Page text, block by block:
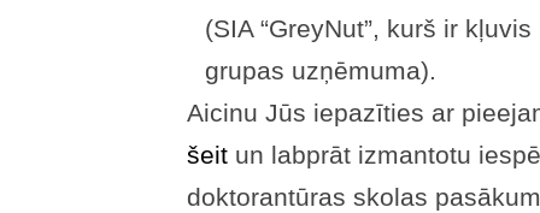
(SIA “GreyNut”, kurš ir
grupas uzņēmuma).
Aicinu Jūs iepazīties ar
šeit un labprāt izmantotu
doktorantūras skolas